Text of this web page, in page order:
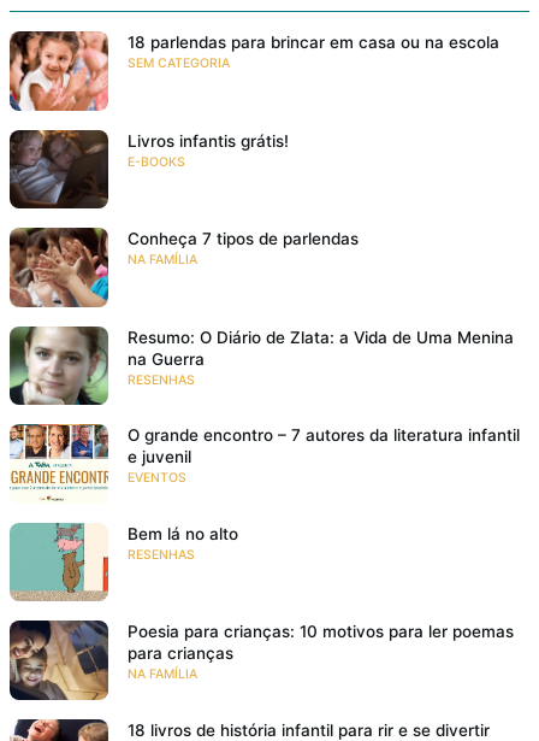
18 parlendas para brincar em casa ou na escola
SEM CATEGORIA
Livros infantis grátis!
E-BOOKS
Conheça 7 tipos de parlendas
NA FAMÍLIA
Resumo: O Diário de Zlata: a Vida de Uma Menina
na Guerra
RESENHAS
O grande encontro – 7 autores da literatura infantil
e juvenil
EVENTOS
Bem lá no alto
RESENHAS
Poesia para crianças: 10 motivos para ler poemas
para crianças
NA FAMÍLIA
18 livros de história infantil para rir e se divertir